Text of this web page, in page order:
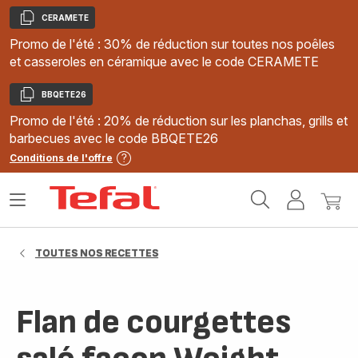
Copier
CERAMETE
Promo de l'été : 30% de réduction sur toutes nos poêles
et casseroles en céramique avec le code CERAMETE
Copier
BBQETE26
Promo de l'été : 20% de réduction sur les planchas, grills et
barbecues avec le code BBQETE26
Conditions de l'offre
MonMon
Ouvrir
TOUTES NOS RECETTES
Flan de courgettes